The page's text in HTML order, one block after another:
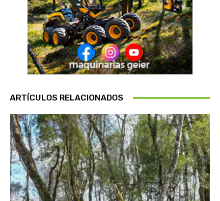
ARTÍCULOS RELACIONADOS